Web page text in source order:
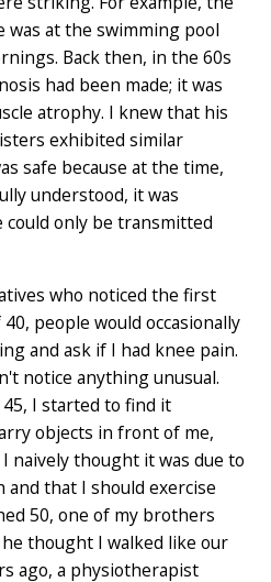
was at the swimming pool
Back then, in the 60s
had been made; it was
atrophy. I knew that his
exhibited similar
safe because at the time,
understood, it was
only be transmitted
who noticed the first
people would occasionally
and ask if I had knee pain.
notice anything unusual.
I started to find it
objects in front of me,
naively thought it was due to
and that I should exercise
50, one of my brothers
thought I walked like our
ago, a physiotherapist